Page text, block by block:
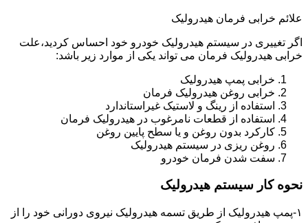
علائم خرابی فرمان هیدرولیک
اگر تغییری در سیستم هیدرولیک خودرو خود احساس کردید،علت
خرابی هیدرولیک فرمان می تواند یکی از موارد زیر باشد:
خرابی پمپ هیدرولیک
خرابی روغن هیدرولیک فرمان
استفاده از رینگ و لاستیک غیراستاندارد
استفاده از قطعات نامرغوب در هیدرولیک فرمان
کارکرد بدون روغن و یا سطح پایین روغن
روغن ریزی در سیستم هیدرولیک
سفت شدن فرمان خودرو
نحوه کار سیستم هیدرولیک
۱-پمپ هیدرولیک از طریق تسمه هیدرولیک نیروی دورانی خود را از